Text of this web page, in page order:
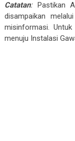
Catatan:Pastikan
disampaikan
misinformasi.
menuju Instalasi